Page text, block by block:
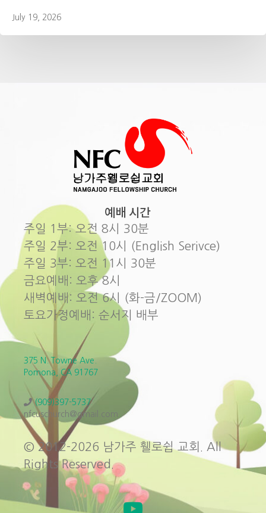
July 19, 2026
예배 시간
주일 1부: 오전 8시 30분
주일 2부: 오전 10시 (English Serivce)
주일 3부: 오전 11시 30분
금요예배: 오후 8시
새벽예배: 오전 6시 (화-금/ZOOM)
토요가정예배: 순서지 배부
375 N. Towne Ave.
Pomona, CA 91767
(909)397-5737
nfcuschurch@gmail.com
© 2012-2026 남가주 휄로쉽 교회. All
Rights Reserved.